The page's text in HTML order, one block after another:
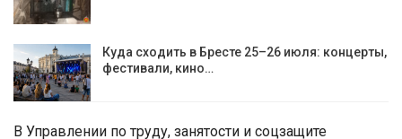
Куда сходить в Бресте 25–26 июля: концерты,
фестивали, кино…
В Управлении по труду, занятости и соцзащите